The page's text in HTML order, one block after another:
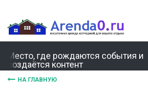
Место, где рождаются события и
создаётся контент
НА ГЛАВНУЮ